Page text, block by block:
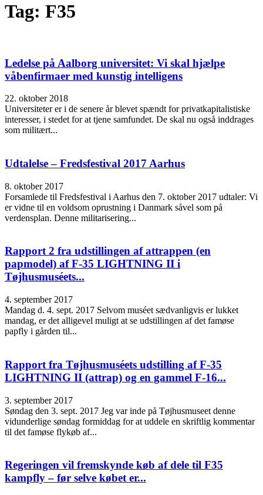
Tag: F35
Ledelse på Aalborg universitet: Vi skal hjælpe
våbenfirmaer med kunstig intelligens
22. oktober 2018
Universiteter er i de senere år blevet spændt for privatkapitalistiske
interesser, i stedet for at tjene samfundet. De skal nu også inddrages
som militært...
Udtalelse – Fredsfestival 2017 Aarhus
8. oktober 2017
Forsamlede til Fredsfestival i Aarhus den 7. oktober 2017 udtaler: Vi
er vidne til en voldsom oprustning i Danmark såvel som på
verdensplan. Denne militarisering...
Rapport 2 fra udstillingen af attrappen (en
papmodel) af F-35 LIGHTNING II i
Tøjhusmuséets...
4. september 2017
Mandag d. 4. sept. 2017 Selvom muséet sædvanligvis er lukket
mandag, er det alligevel muligt at se udstillingen af det famøse
papfly i gården til...
Rapport fra Tøjhusmuséets udstilling af F-35
LIGHTNING II (attrap) og en gammel F-16...
3. september 2017
Søndag den 3. sept. 2017 Jeg var inde på Tøjhusmuseet denne
vidunderlige søndag formiddag for at uddele en skriftlig kommentar
til det famøse flykøb af...
Regeringen vil fremskynde køb af dele til F35
kampfly – før selve købet er...